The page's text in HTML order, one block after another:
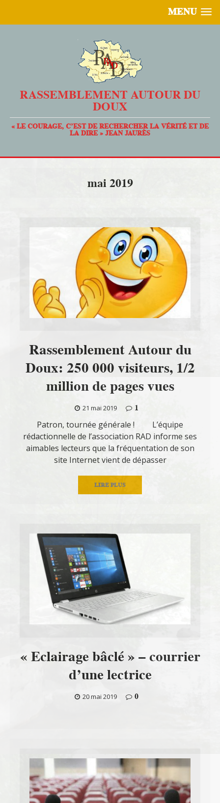
MENU
RASSEMBLEMENT AUTOUR DU
DOUX
« LE COURAGE, C’EST DE RECHERCHER LA VÉRITÉ ET DE
LA DIRE » JEAN JAURÈS
mai 2019
Rassemblement Autour du
Doux: 250 000 visiteurs, 1/2
million de pages vues
21 mai 2019
1
Patron, tournée générale ! L’équipe
rédactionnelle de l’association RAD informe ses
aimables lecteurs que la fréquentation de son
site Internet vient de dépasser
LIRE PLUS
« Eclairage bâclé » – courrier
d’une lectrice
20 mai 2019 0